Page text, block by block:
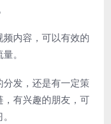
内容，可以有效的
。
发，还是有一定策
有兴趣的朋友，可